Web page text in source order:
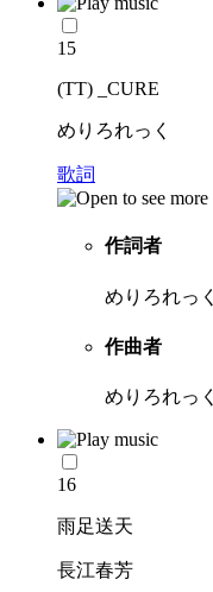
15
(TT) _CURE
めりろれっく
歌詞
作詞者
めりろれっく
作曲者
めりろれっく
16
雨足送天
長江春芳